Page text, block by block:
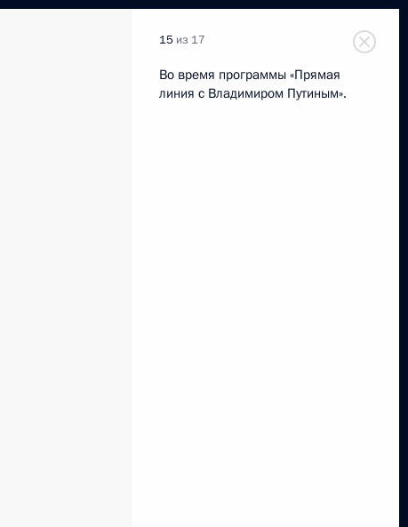
15 из 17
Во время программы «Прямая
линия с Владимиром Путиным».